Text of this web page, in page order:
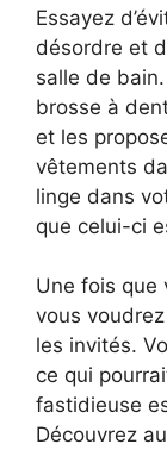
Essayez
désordre et
salle de
brosse à
et les
vêtements
linge dans
que celui-ci
Une fois que
vous
les invités.
ce qui
fastidieuse
Découvrez